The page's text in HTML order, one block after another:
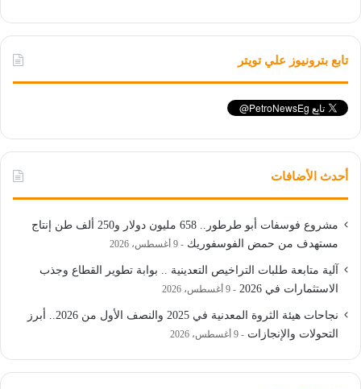
تابع بترونيوز علي تويتر
أحدث الأضافات
مشروع فوسفات أبو طرطور.. 658 مليون دولار و250 ألف طن إنتاج
مستهدف من حمض الفوسفوريك
9 أغسطس، 2026
آلية متابعة طلبات التراخيص التعدينية .. بوابة تطوير القطاع وجذب
الاستثمارات في 2026
9 أغسطس، 2026
نجاحات هيئة الثروة المعدنية في 2025 والنصف الأول من 2026.. أبرز
التحولات والإنجازات
9 أغسطس، 2026